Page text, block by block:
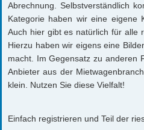
Abrechnung. Selbstverständlich
Kategorie haben wir eine eigene
Auch hier gibt es natürlich für alle
Hierzu haben wir eigens eine
macht. Im Gegensatz zu anderen
Anbieter aus der
klein. Nutzen Sie diese Vielfalt!
Einfach registrieren und Teil der